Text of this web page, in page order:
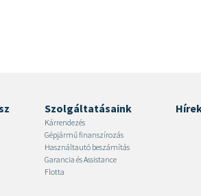
Szolgáltatásaink
Kárrendezés
Gépjármű finanszírozás
Használtautó beszámítás
Garancia és Assistance
Flotta